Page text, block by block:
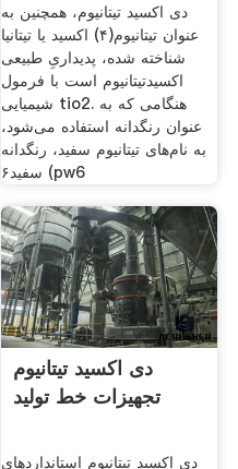
دی اکسید تیتانیوم، همچنین به
عنوان تیتانیوم(۴) اکسید یا تیتانیا
شناخته شده، پدیداریِ طبیعی
اکسیدتیتانیوم است با فرمول
شیمیایی tio2. هنگامی که به
عنوان رنگدانه استفاده می‌شود،
به نام‌های تیتانیوم سفید، رنگدانه
سفید۶ (pw6
دی اکسید تیتانیوم
تجهیزات خط تولید
دی اکسید تیتانیوم استانداردهای